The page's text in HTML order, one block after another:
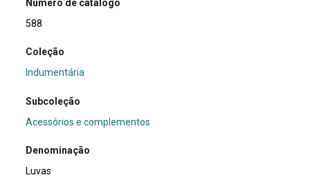
Número de catálogo
588
Coleção
Indumentária
Subcoleção
Acessórios e complementos
Denominação
Luvas